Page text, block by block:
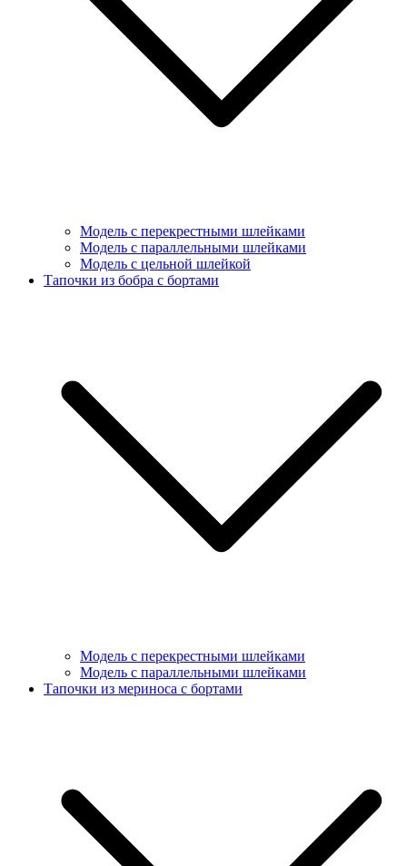
Модель с перекрестными шлейками
Модель с параллельными шлейками
Модель с цельной шлейкой
Тапочки из бобра с бортами
Модель с перекрестными шлейками
Модель с параллельными шлейками
Тапочки из мериноса с бортами